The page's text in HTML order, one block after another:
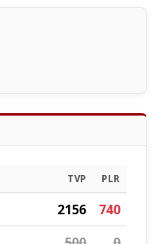
TVP PLR
2156
740